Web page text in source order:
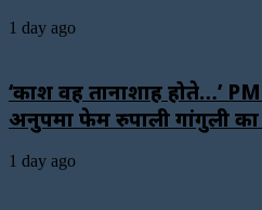
1 day ago
‘काश वह तानाशाह होते…’
अनुपमा फेम रुपाली गांगुली का
1 day ago